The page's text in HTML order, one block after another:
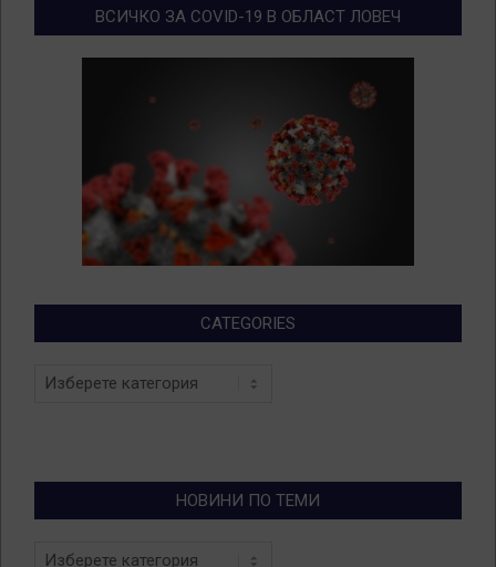
ВСИЧКО ЗА COVID-19 В ОБЛАСТ ЛОВЕЧ
CATEGORIES
Categories
НОВИНИ ПО ТЕМИ
Новини